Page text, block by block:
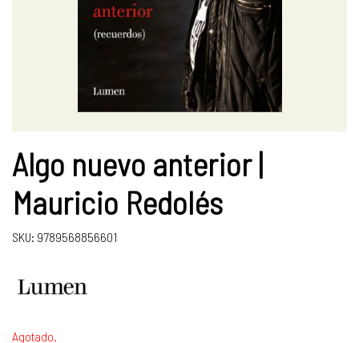
Algo nuevo anterior |
Mauricio Redolés
SKU: 9789568856601
Agotado.